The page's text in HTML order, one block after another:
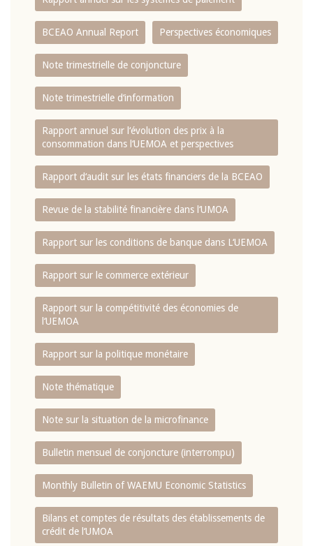
BCEAO Annual Report Perspectives économiques
Note trimestrielle de conjoncture
Note trimestrielle d‘information
Rapport annuel sur l‘évolution des prix à la
consommation dans l‘UEMOA et perspectives
Rapport d‘audit sur les états financiers de la BCEAO
Revue de la stabilité financière dans l‘UMOA
Rapport sur les conditions de banque dans L‘UEMOA
Rapport sur le commerce extérieur
Rapport sur la compétitivité des économies de
l‘UEMOA
Rapport sur la politique monétaire
Note thématique
Note sur la situation de la microfinance
Bulletin mensuel de conjoncture (interrompu)
Monthly Bulletin of WAEMU Economic Statistics
Bilans et comptes de résultats des établissements de
crédit de l‘UMOA